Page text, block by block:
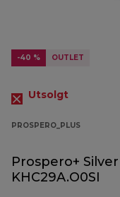
-40 % OUTLET
Utsolgt
PROSPERO_PLUS
Prospero+ Silver
KHC29A.O0SI